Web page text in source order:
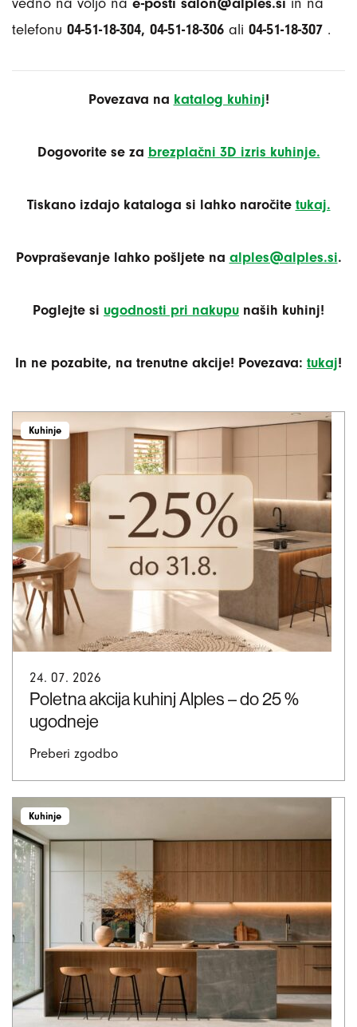
telefonu 04-51-18-304, 04-51-18-306 ali 04-51-18-307 .
Povezava na katalog kuhinj!
Dogovorite se za brezplačni 3D izris kuhinje.
Tiskano izdajo kataloga si lahko naročite tukaj.
Povpraševanje lahko pošljete na alples@alples.si.
Poglejte si ugodnosti pri nakupu naših kuhinj!
In ne pozabite, na trenutne akcije! Povezava: tukaj!
Kuhinje
24. 07. 2026
Poletna akcija kuhinj Alples – do 25 %
ugodneje
Preberi zgodbo
Kuhinje